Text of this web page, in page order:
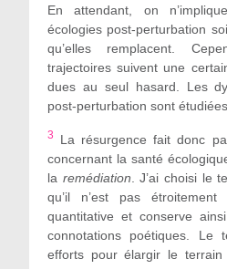
En attendant, on
écologies post-perturbation
qu’elles remplacent.
trajectoires suivent une
dues au seul hasard. Les
post-perturbation sont
3
La résurgence fait donc
concernant la santé
la remédiation . J’ai choisi le
qu’il n’est pas étroitement
quantitative et conserve
connotations poétiques.
efforts pour élargir le